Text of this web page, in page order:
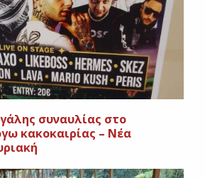
συναυλίας στο
κακοκαιρίας – Νέα